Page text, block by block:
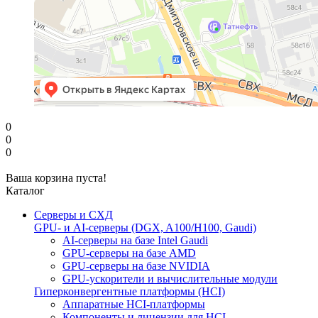
0
0
0
Ваша корзина пуста!
Каталог
Серверы и СХД
GPU- и AI-серверы (DGX, A100/H100, Gaudi)
AI-серверы на базе Intel Gaudi
GPU-серверы на базе AMD
GPU-серверы на базе NVIDIA
GPU-ускорители и вычислительные модули
Гиперконвергентные платформы (HCI)
Аппаратные HCI-платформы